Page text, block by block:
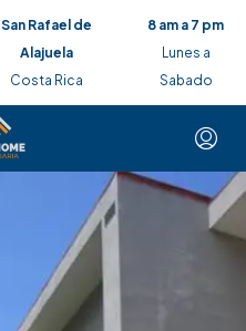
San Rafael de
Alajuela
Costa Rica
8 am a 7 pm
Lunes a
Sabado